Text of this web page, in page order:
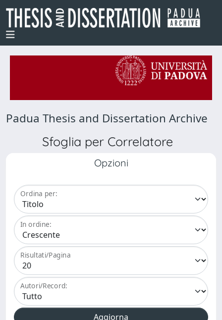
Padua Thesis and Dissertation Archive
Sfoglia per Correlatore
Opzioni
Ordina per:
In ordine:
Risultati/Pagina
Autori/Record: